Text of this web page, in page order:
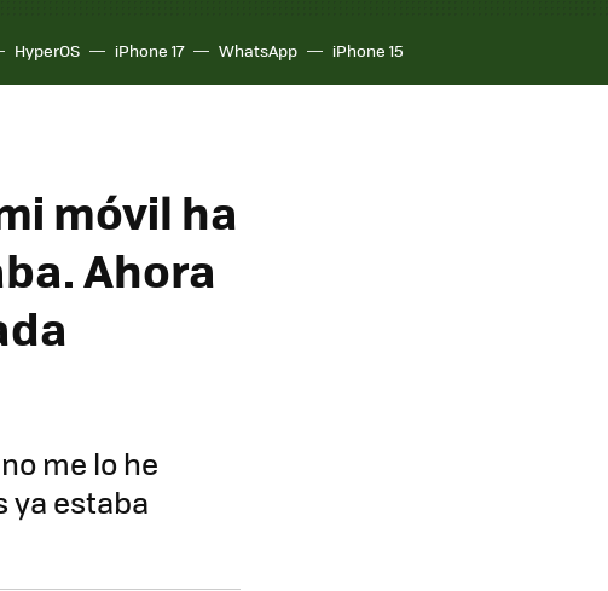
HyperOS iPhone 17 WhatsApp iPhone 15
móvil ha
Ahora
me lo he
ya estaba